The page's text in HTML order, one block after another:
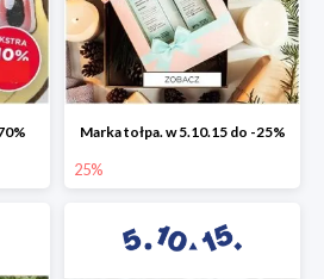
Marka tołpa. w 5.10.15 do -25%
25%